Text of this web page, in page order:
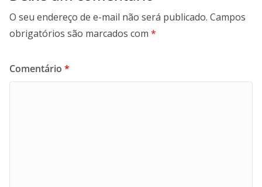
O seu endereço de e-mail não será publicado. Campos
obrigatórios são marcados com *
Comentário *